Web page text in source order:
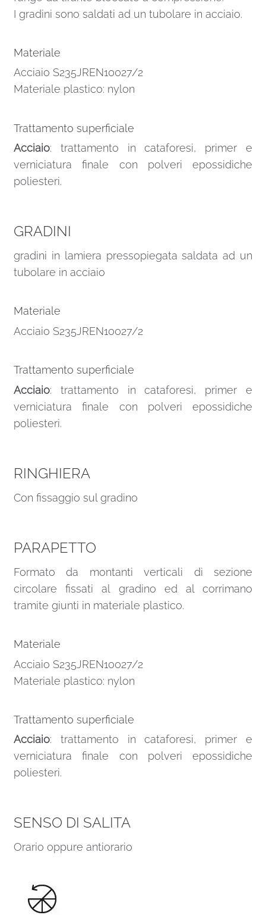
I gradini sono saldati ad un tubolare in acciaio.
Materiale
Acciaio S235JREN10027/2
Materiale plastico: nylon
Trattamento superficiale
Acciaio: trattamento in cataforesi, primer e
verniciatura finale con polveri epossidiche
poliesteri.
GRADINI
gradini in lamiera pressopiegata saldata ad un
tubolare in acciaio
Materiale
Acciaio S235JREN10027/2
Trattamento superficiale
Acciaio: trattamento in cataforesi, primer e
verniciatura finale con polveri epossidiche
poliesteri.
RINGHIERA
Con fissaggio sul gradino
PARAPETTO
Formato da montanti verticali di sezione
circolare fissati al gradino ed al corrimano
tramite giunti in materiale plastico.
Materiale
Acciaio S235JREN10027/2
Materiale plastico: nylon
Trattamento superficiale
Acciaio: trattamento in cataforesi, primer e
verniciatura finale con polveri epossidiche
poliesteri.
SENSO DI SALITA
Orario oppure antiorario